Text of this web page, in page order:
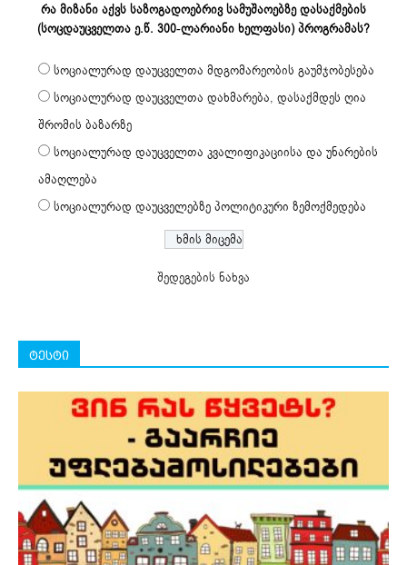
რა მიზანი აქვს საზოგადოებრივ სამუშაოებზე დასაქმების
(სოცდაუცველთა ე.წ. 300-ლარიანი ხელფასი) პროგრამას?
სოციალურად დაუცველთა მდგომარეობის გაუმჯობესება
სოციალურად დაუცველთა დახმარება, დასაქმდეს ღია
შრომის ბაზარზე
სოციალურად დაუცველთა კვალიფიკაციისა და უნარების
ამაღლება
სოციალურად დაუცველებზე პოლიტიკური ზემოქმედება
შედეგების ნახვა
ტესტი